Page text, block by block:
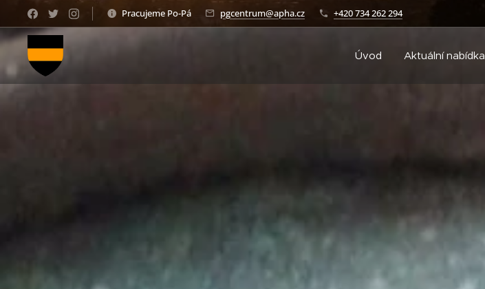
Pracujeme Po-Pá pgcentrum@apha.cz +420 734 262 294
Úvod Aktuální nabídka